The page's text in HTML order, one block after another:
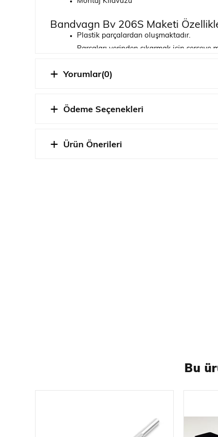
Bandvagn Bv 206S Maketi
Plastik parçalardan oluşmaktadır.
Parçaları yerinden çıkarmak için çerçeve
Parçalar arası oluşacak boşlukları dolgu
Kılavuzda belirtilen renklerle boyamanız
Yorumlar(0)
Ödeme Seçenekleri
Ürün Önerileri
Bu